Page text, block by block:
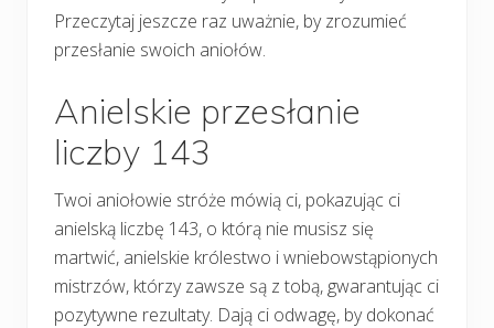
Przeczytaj jeszcze raz uważnie, by zrozumieć
przesłanie swoich aniołów.
Anielskie przesłanie
liczby 143
Twoi aniołowie stróże mówią ci, pokazując ci
anielską liczbę 143, o którą nie musisz się
martwić, anielskie królestwo i wniebowstąpionych
mistrzów, którzy zawsze są z tobą, gwarantując ci
pozytywne rezultaty. Dają ci odwagę, by dokonać